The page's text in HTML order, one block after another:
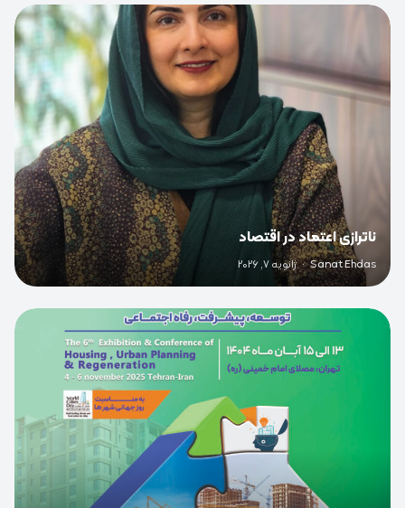
ناترازی اعتماد در اقتصاد
Sanat Ehdas
· ژانویه 7, 2026
0